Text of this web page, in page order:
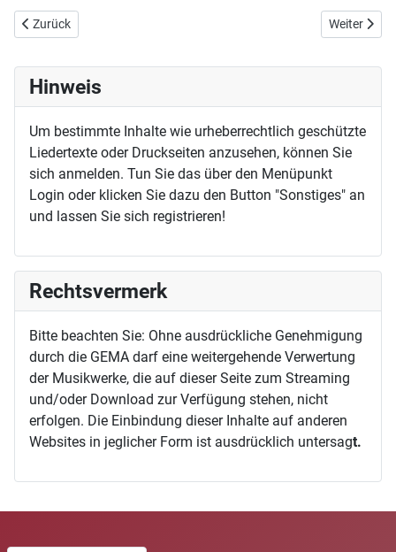
Vorheriger Beitrag: Vater unser im Himmel
Zurück Nächster
Weiter
Hinweis
Um bestimmte Inhalte wie urheberrechtlich geschützte
Liedertexte oder Druckseiten anzusehen, können Sie
sich anmelden. Tun Sie das über den Menüpunkt
Login oder klicken Sie dazu den Button "Sonstiges" an
und lassen Sie sich registrieren!
Rechtsvermerk
Bitte beachten Sie: Ohne ausdrückliche Genehmigung
durch die GEMA darf eine weitergehende Verwertung
der Musikwerke, die auf dieser Seite zum Streaming
und/oder Download zur Verfügung stehen, nicht
erfolgen. Die Einbindung dieser Inhalte auf anderen
Websites in jeglicher Form ist ausdrücklich untersagt.